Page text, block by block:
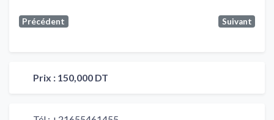
Précédent Suivant
Prix : 150,000 DT